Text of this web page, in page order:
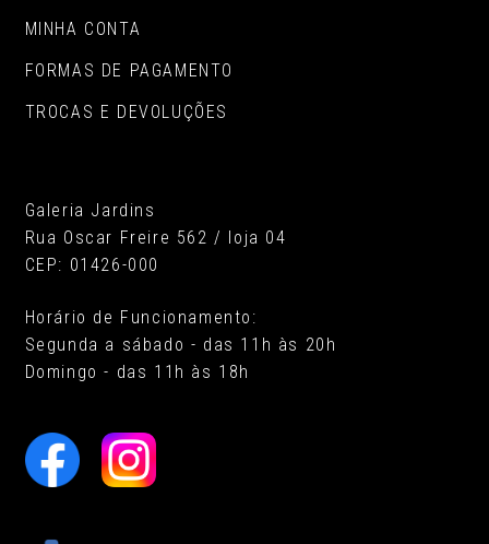
MINHA CONTA
FORMAS DE PAGAMENTO
TROCAS E DEVOLUÇÕES
Galeria Jardins
Rua Oscar Freire 562 / loja 04
CEP: 01426-000
Horário de Funcionamento:
Segunda a sábado - das 11h às 20h
Domingo - das 11h às 18h